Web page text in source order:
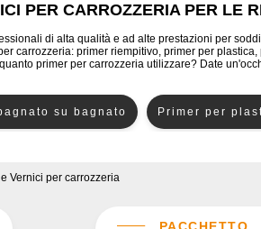
PER CARROZZERIA PER LE
di alta qualità e ad alte prestazioni per
carrozzeria: primer riempitivo, primer per
primer per carrozzeria utilizzare? Date
su bagnato Primer per
Vernici per carrozzeria